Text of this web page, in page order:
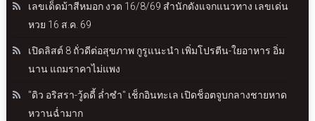
เลขเด็ดม้าสีหมอก งวด 16/8/69 สำนักดังแจกแนวทาง เลขเด่น
หวย 16 ส.ค. 69
เปิดลิสต์ 8 ถั่วดีต่อสุขภาพ กูรูแนะนำ เพิ่มโปรตีน-ใยอาหาร อิ่ม
นาน แถมราคาไม่แพง
"ดิว อริสรา-วู้ดดี้ ล่ำซำ" เช็กอินทะเล เปิดช็อตจูบกลางชายหาด
หวานฉ่ำมาก